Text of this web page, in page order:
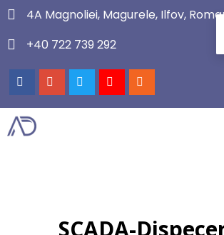
4A Magnoliei, Magurele, Ilfov,
+40 722 739 292
SCADA-